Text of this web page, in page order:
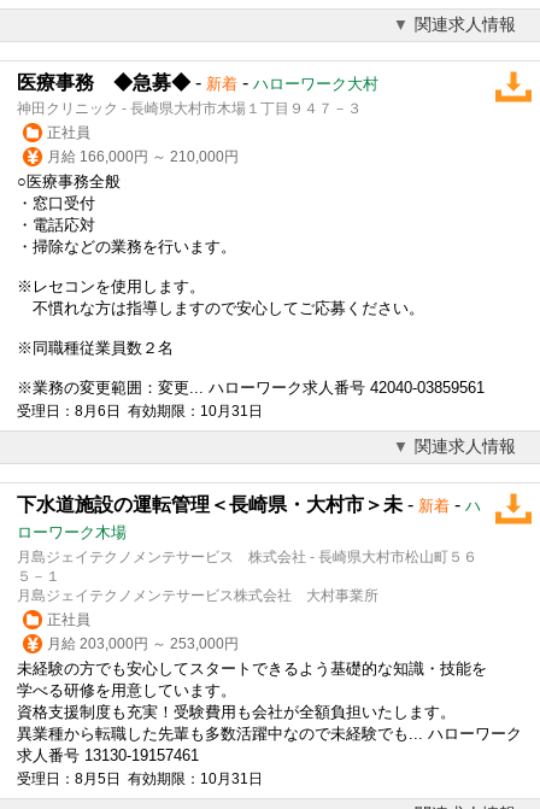
関連求人情報
医療事務 ◆急募◆ - 新着 - ハローワーク大村
神田クリニック - 長崎県大村市木場１丁目９４７－３
正社員
月給 166,000円 ～ 210,000円
○医療事務全般
・窓口受付
・電話応対
・掃除などの業務を行います。
※レセコンを使用します。
不慣れな方は指導しますので安心してご応募ください。
※同職種従業員数２名
※業務の変更範囲：変更... ハローワーク求人番号 42040-03859561
受理日：8月6日 有効期限：10月31日
関連求人情報
下水道施設の運転管理＜長崎県・大村市＞未 - 新着 - ハ
ローワーク木場
月島ジェイテクノメンテサービス 株式会社 - 長崎県大村市松山町５６
５－１
月島ジェイテクノメンテサービス株式会社 大村事業所
正社員
月給 203,000円 ～ 253,000円
未経験の方でも安心してスタートできるよう基礎的な知識・技能を
学べる研修を用意しています。
資格支援制度も充実！受験費用も会社が全額負担いたします。
異業種から転職した先輩も多数活躍中なので未経験でも... ハローワーク
求人番号 13130-19157461
受理日：8月5日 有効期限：10月31日